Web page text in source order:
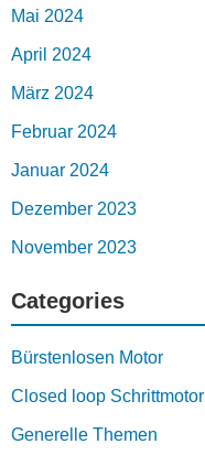
Mai 2024
April 2024
März 2024
Februar 2024
Januar 2024
Dezember 2023
November 2023
Categories
Bürstenlosen Motor
Closed loop Schrittmotor
Generelle Themen